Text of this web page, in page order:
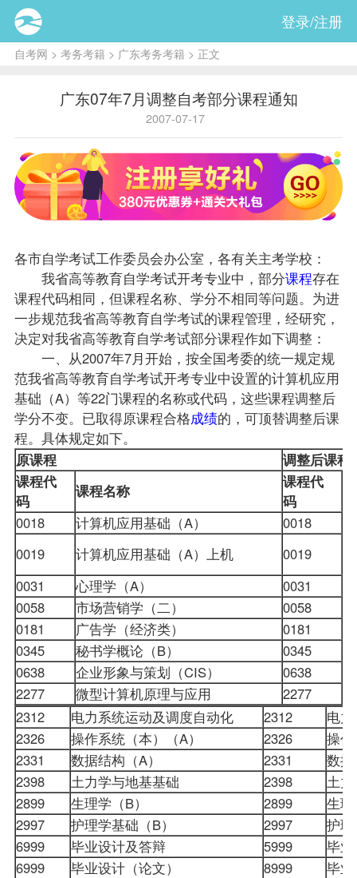
登录/注册
自考网 > 考务考籍 > 广东考务考籍 > 正文
广东07年7月调整自考部分课程通知
2007-07-17
各市自学考试工作委员会办公室，各有关主考学校：
我省高等教育自学考试开考专业中，部分课程存在
课程代码相同，但课程名称、学分不相同等问题。为进
一步规范我省高等教育自学考试的课程管理，经研究，
决定对我省高等教育自学考试部分课程作如下调整：
一、从2007年7月开始，按全国考委的统一规定规
范我省高等教育自学考试开考专业中设置的计算机应用
基础 （A）等22门课程的名称或代码，这些课程调整后
学分不变。已取得原课程合格成绩的，可顶替调整后课
程。具体规定如下。
原课程
调整后课程
课程代
码
课程名称 课程代
码
0018
计算机应用基础（A） 0018
0019
计算机应用基础（A）上机 0019
0031
心理学（A） 0031
0058
市场营销学 （二） 0058
0181
广告学（经济类） 0181
0345
秘书学概论（B） 0345
0638
企业形象与策划（CIS） 0638
2277
微型计算机原理与应用 2277
2312
电力系统运动及调度自动化 2312
电
2326
操作系统（本）（A） 2326
操
2331
数据结构 （A） 2331
数
2398
土力学与地基基础 2398
土
2899
生理学（B） 2899
生
2997
护理学基础（B） 2997
护
6999
毕业设计及答辩 5999
毕
6999
毕业设计（论文） 8999
毕